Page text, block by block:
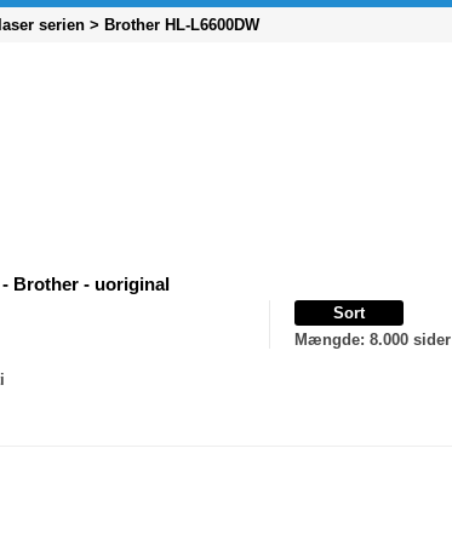
serien> Brother HL-L6600DW
Brother - uoriginal
Sort
Mængde: 8.000 sider